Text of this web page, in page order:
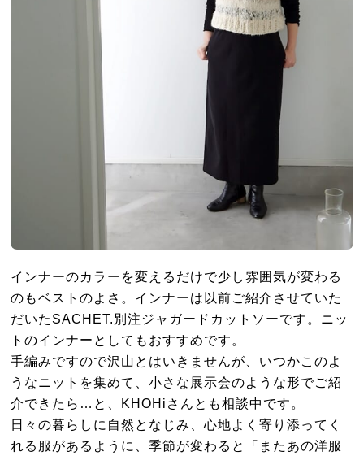
インナーのカラーを変えるだけで少し雰囲気が変わる
のもベストのよさ。インナーは以前ご紹介させていた
だいたSACHET.別注ジャガードカットソーです。ニッ
トのインナーとしてもおすすめです。
手編みですので沢山とはいきませんが、いつかこのよ
うなニットを集めて、小さな展示会のような形でご紹
介できたら…と、KHOHiさんとも相談中です。
日々の暮らしに自然となじみ、心地よく寄り添ってく
れる服があるように、季節が変わると「またあの洋服